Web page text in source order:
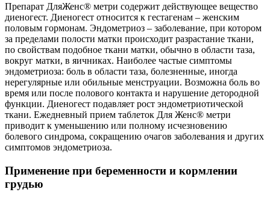
Препарат ДляЖенс® метри содержит действующее вещество
диеногест. Диеногест относится к гестагенам – женским
половым гормонам. Эндометриоз – заболевание, при котором
за пределами полости матки происходит разрастание ткани,
по свойствам подобное ткани матки, обычно в области таза,
вокруг матки, в яичниках. Наиболее частые симптомы
эндометриоза: боль в области таза, болезненные, иногда
нерегулярные или обильные менструации. Возможна боль во
время или после полового контакта и нарушение детородной
функции. Диеногест подавляет рост эндометриотической
ткани. Ежедневный прием таблеток Для Женс® метри
приводит к уменьшению или полному исчезновению
болевого синдрома, сокращению очагов заболевания и других
симптомов эндометриоза.
Применение при беременности и кормлении
грудью